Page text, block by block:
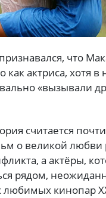
что
как актриса, хотя в
«вызывали
считается
о великой любви
а актёры,
рядом,
любимых кинопар